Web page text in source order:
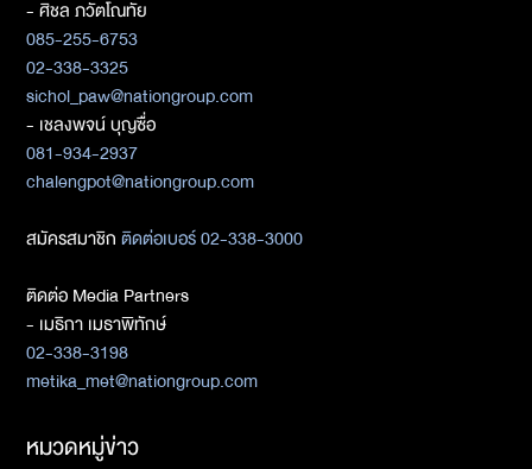
- ศิชล ภวัตโณทัย
085-255-6753
02-338-3325
sichol_paw@nationgroup.com
- เชลงพจน์ บุญซื่อ
081-934-2937
chalengpot@nationgroup.com
สมัครสมาชิกติดต่อเบอร์ 02-338-3000
ติดต่อ Media Partners
- เมธิกา เมธาพิทักษ์
02-338-3198
metika_met@nationgroup.com
หมวดหมู่ข่าว